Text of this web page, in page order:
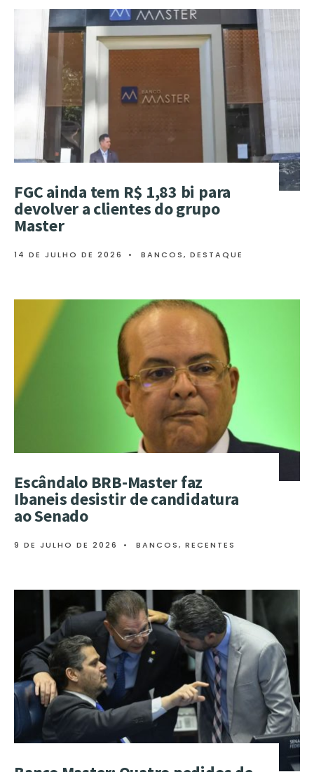
FGC ainda tem R$ 1,83 bi para
devolver a clientes do grupo
Master
14 DE JULHO DE 2026 • BANCOS, DESTAQUE
Escândalo BRB-Master faz
Ibaneis desistir de candidatura
ao Senado
9 DE JULHO DE 2026 • BANCOS, RECENTES